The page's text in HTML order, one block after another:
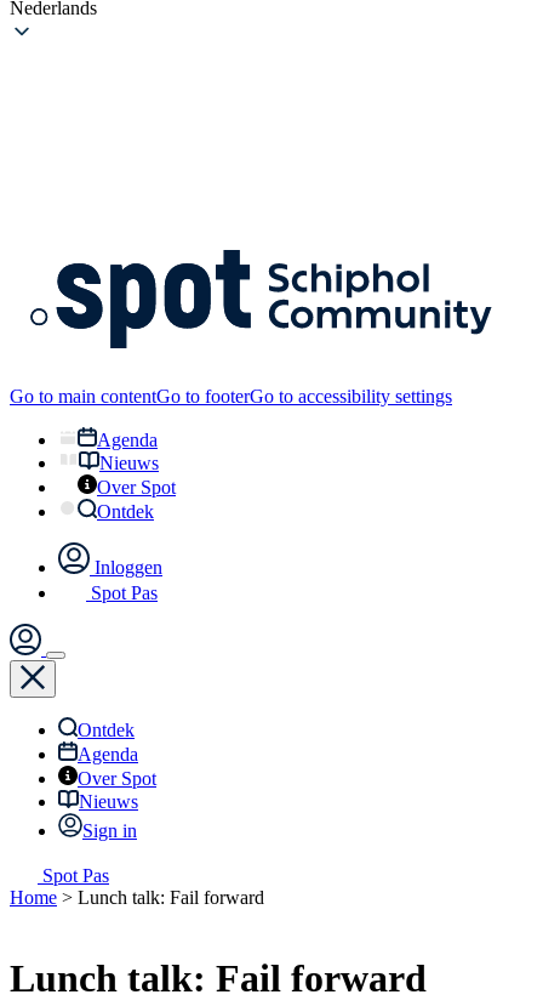
Nederlands
Go to main contentGo to footerGo to accessibility settings
Agenda
Nieuws
Over Spot
Ontdek
Inloggen
Spot Pas
Ontdek
Agenda
Over Spot
Nieuws
Sign in
Spot Pas
Home > Lunch talk: Fail forward
Lunch talk: Fail forward